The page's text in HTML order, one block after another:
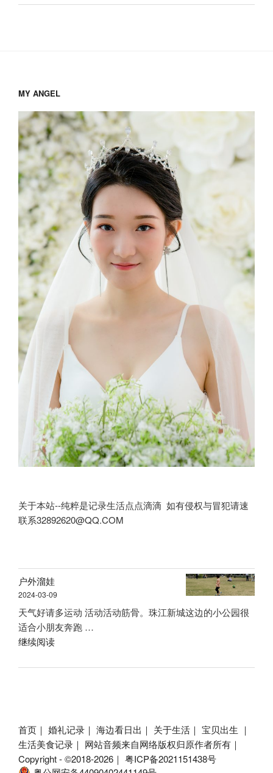
态
MY ANGEL
关于本站--纯粹是记录生活点点滴滴 如有侵权与冒犯请速
联系32892620@QQ.COM
户外溜娃
2024-03-09
天气好请多运动 活动活动筋骨。珠江新城这边的小公园很
适合小朋友奔跑 …
继续阅读“户
溜
首页｜ 婚礼记录｜ 海边看日出｜ 关于生活｜ 宝贝出生 ｜
生活美食记录｜ 网站音频来自网络版权归原作者所有｜
Copyright - ©2018-2026｜ 粤ICP备2021151438号